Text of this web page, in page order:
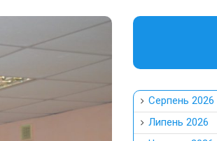
Серпень 2026
Липень 2026